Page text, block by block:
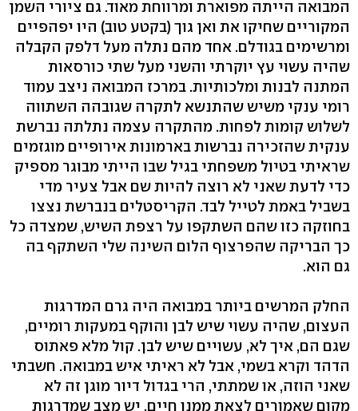
המבואה הייתה מפוארת ומרווחת מאוד. גם ציורי השמן
המקוריים שחיקו את ואן גוך (בקטע טוב) היו יפהפיים
ומרשימים בגודלם. אחד מהם נתלה מעל דלפק הקבלה
שהיה עשוי עץ יוקרתי והשני מעל שתי כורסאות
המתנה לבנות ומלכותיות. במרכז המבואה ניצב עמוד
רומי ענקי משיש שהתנשא לתקרה שגובהה השתווה
לשלוש קומות לפחות. מהתקרה עצמה נתלתה נברשת
ענקית שהזכירה נברשות בארמונות אירופיים מוגזמים
שראיתי בטיול משפחתי בגיל שבו הייתי מבוגר מספיק
כדי לדעת שאני לא רוצה להיות שם אבל צעיר מדי
בשביל באמת לטייל לבד. הקריסטלים בנברשת נצצו
בחוזקה כזו שהם השתקפו על רצפת השיש, שמצדה כל
כך הבריקה שהפרצוף הלום השינה שלי השתקף בה
גם הוא.
החלק המרשים ביותר במבואה היה גרם המדרגות
העצום, שהיה עשוי שיש לבן והוקף במעקות רומיים,
שגם הם, איך לא, עשויים שיש לבן. קול מלא פאתוס
הדהד וקרא בשמי, אבל לא ראיתי איש במבואה. חשבתי
שאני הוזה, או שמתתי, הרי בגדול דיור מוגן זה לא
מקום שאמורים לצאת ממנו חיים. יש מצב שמדרגות